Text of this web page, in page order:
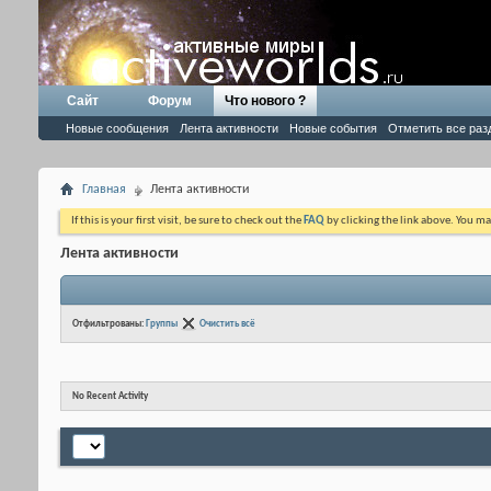
Сайт Форум Что нового ?
Новые сообщения Лента активности Новые события Отметить все
Главная Лента активности
If this is your first visit, be sure to check out the FAQ by clicking the link above. You
Лента активности
Отфильтрованы: Группы Очистить всё
No Recent Activity